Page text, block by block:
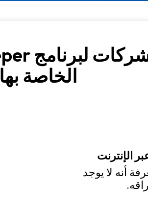
الخاصة بها
الإنترنت
أنه لا يوجد